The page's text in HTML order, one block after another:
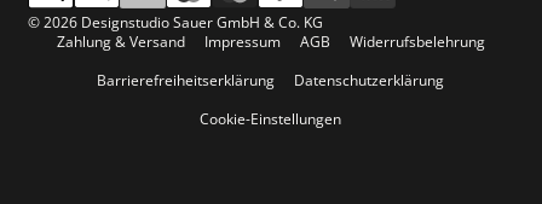
© 2026 Designstudio Sauer GmbH & Co. KG
Zahlung & Versand
Impressum AGB
Widerrufsbelehrung
Barrierefreiheitserklärung
Datenschutzerklärung
Cookie-Einstellungen